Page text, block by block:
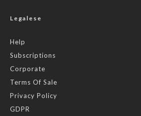
Legalese
Help
Subscriptions
Corporate
Terms Of Sale
Privacy Policy
GDPR